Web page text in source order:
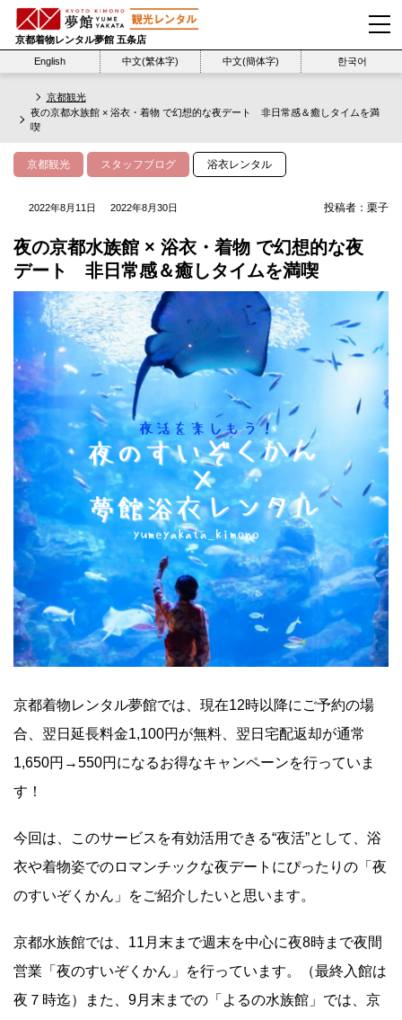
京都着物レンタル夢館 五条店
English
中文(繁体字) 中文(簡体字) 한국어
京都観光
夜の京都水族館 × 浴衣・着物 で幻想的な夜デート 非日常感＆癒しタイムを満
喫
京都観光 スタッフブログ 浴衣レンタル
2022年8月11日 2022年8月30日 投稿者： 栗子
夜の京都水族館 × 浴衣・着物 で幻想的な夜
デート 非日常感＆癒しタイムを満喫
京都着物レンタル夢館では、現在12時以降にご予約の場
合、翌日延長料金1,100円が無料、翌日宅配返却が通常
1,650円→550円になるお得なキャンペーンを行っていま
す！
今回は、このサービスを有効活用できる“夜活”として、浴
衣や着物姿でのロマンチックな夜デートにぴったりの「夜
のすいぞくかん」をご紹介したいと思います。
京都水族館では、11月末まで週末を中心に夜8時まで夜間
営業「夜のすいぞくかん」を行っています。（最終入館は
夜７時迄）また、9月末までの「よるの水族館」では、京